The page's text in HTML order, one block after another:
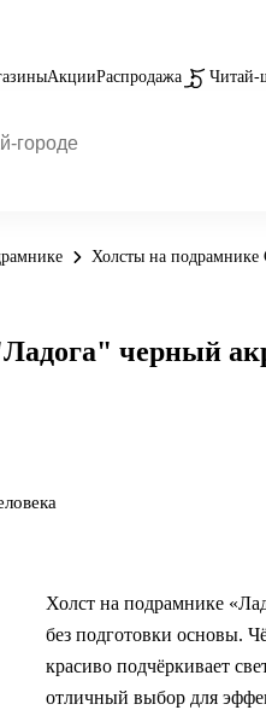
АкцииРаспродажа Читай-
Холсты на подрамнике
Холст на подрамнике
без подготовки основы.
красиво подчёркивает
отличный выбор для
черный